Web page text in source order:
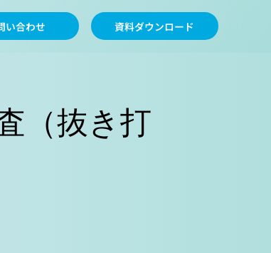
資料ダウンロード
い合わせ
（抜き打